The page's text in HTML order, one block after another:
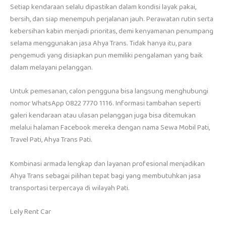
Setiap kendaraan selalu dipastikan dalam kondisi layak pakai,
bersih, dan siap menempuh perjalanan jauh. Perawatan rutin serta
kebersihan kabin menjadi prioritas, demi kenyamanan penumpang
selama menggunakan jasa Ahya Trans. Tidak hanya itu, para
pengemudi yang disiapkan pun memiliki pengalaman yang baik
dalam melayani pelanggan.
Untuk pemesanan, calon pengguna bisa langsung menghubungi
nomor WhatsApp 0822 7770 1116. Informasi tambahan seperti
galeri kendaraan atau ulasan pelanggan juga bisa ditemukan
melalui halaman Facebook mereka dengan nama Sewa Mobil Pati,
Travel Pati, Ahya Trans Pati.
Kombinasi armada lengkap dan layanan profesional menjadikan
Ahya Trans sebagai pilihan tepat bagi yang membutuhkan jasa
transportasi terpercaya di wilayah Pati.
Lely Rent Car